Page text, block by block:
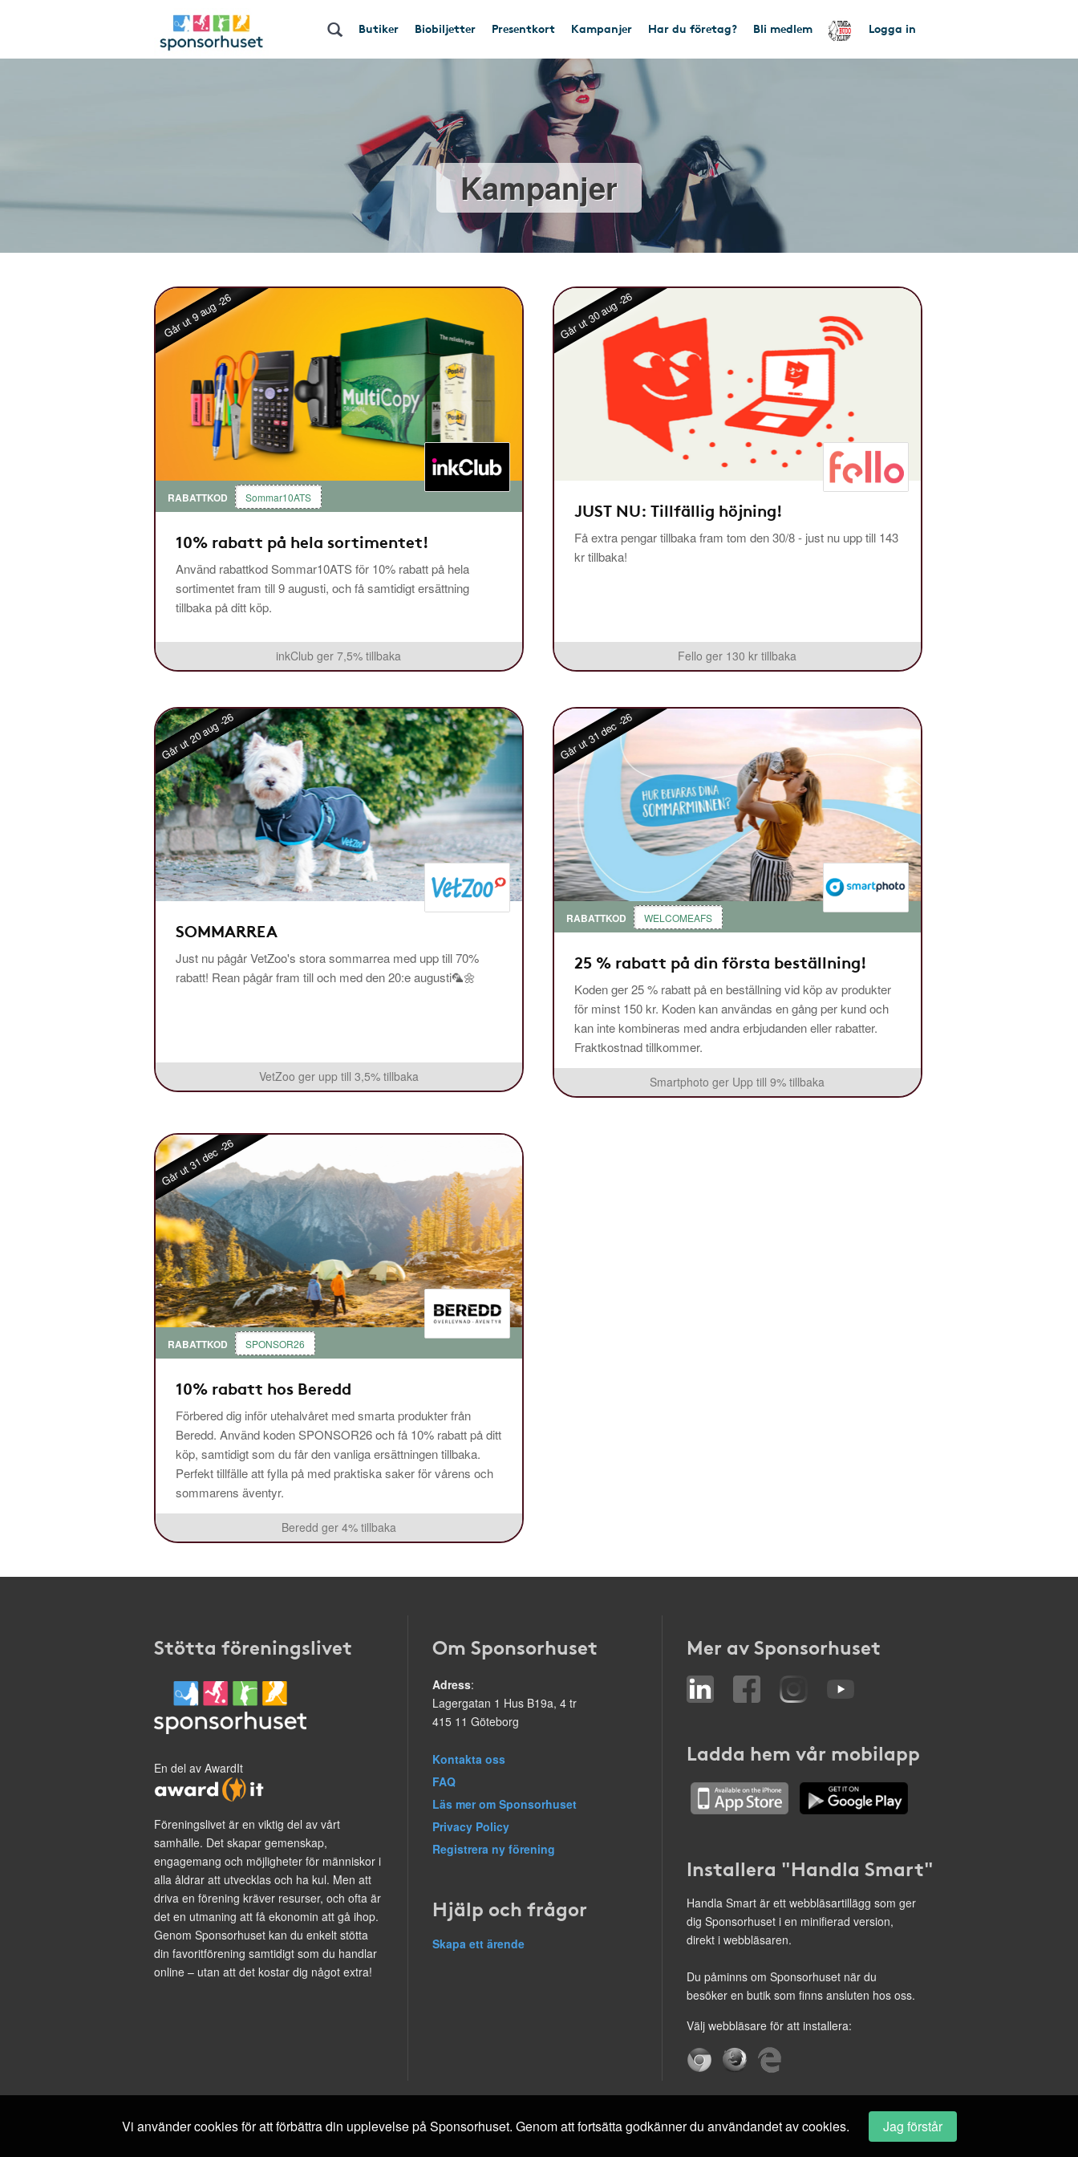
Butiker Biobiljetter Presentkort Kampanjer Har du företag? Bli medlem Logga in
Kampanjer
Går ut 9 aug -26
RABATTKOD Sommar10ATS
10% rabatt på hela sortimentet!
Använd rabattkod Sommar10ATS för 10% rabatt på hela
sortimentet fram till 9 augusti, och få samtidigt ersättning
tillbaka på ditt köp.
inkClub ger 7,5% tillbaka
Går ut 30 aug -26
JUST NU: Tillfällig höjning!
Få extra pengar tillbaka fram tom den 30/8 - just nu upp till 143
kr tillbaka!
Fello ger 130 kr tillbaka
Går ut 20 aug -26
SOMMARREA
Just nu pågår VetZoo's stora sommarrea med upp till 70%
rabatt! Rean pågår fram till och med den 20:e augusti🦜🌼
VetZoo ger upp till 3,5% tillbaka
Går ut 31 dec -26
RABATTKOD WELCOMEAFS
25 % rabatt på din första beställning!
Koden ger 25 % rabatt på en beställning vid köp av produkter
för minst 150 kr. Koden kan användas en gång per kund och
kan inte kombineras med andra erbjudanden eller rabatter.
Fraktkostnad tillkommer.
Smartphoto ger Upp till 9% tillbaka
Går ut 31 dec -26
RABATTKOD SPONSOR26
10% rabatt hos Beredd
Förbered dig inför utehalvåret med smarta produkter från
Beredd. Använd koden SPONSOR26 och få 10% rabatt på ditt
köp, samtidigt som du får den vanliga ersättningen tillbaka.
Perfekt tillfälle att fylla på med praktiska saker för vårens och
sommarens äventyr.
Beredd ger 4% tillbaka
Stötta föreningslivet
En del av AwardIt
Föreningslivet är en viktig del av vårt
samhälle. Det skapar gemenskap,
engagemang och möjligheter för människor i
alla åldrar att utvecklas och ha kul. Men att
driva en förening kräver resurser, och ofta är
det en utmaning att få ekonomin att gå ihop.
Genom Sponsorhuset kan du enkelt stötta
din favoritförening samtidigt som du handlar
online – utan att det kostar dig något extra!
Om Sponsorhuset
Adress:
Lagergatan 1 Hus B19a, 4 tr
415 11 Göteborg
Kontakta oss
FAQ
Läs mer om Sponsorhuset
Privacy Policy
Registrera ny förening
Hjälp och frågor
Skapa ett ärende
Mer av Sponsorhuset
Ladda hem vår mobilapp
Installera "Handla Smart"
Handla Smart är ett webbläsartillägg som ger
dig Sponsorhuset i en minifierad version,
direkt i webbläsaren.
Du påminns om Sponsorhuset när du
besöker en butik som finns ansluten hos oss.
Välj webbläsare för att installera:
Vi använder cookies för att förbättra din upplevelse på Sponsorhuset. Genom att fortsätta godkänner du användandet av cookies. Jag förstår